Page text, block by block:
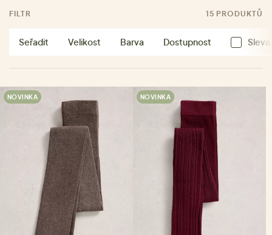
FILTR 15 PRODUKTŮ
Seřadit Velikost Barva Dostupnost Sleva
NOVINKA NOVINKA